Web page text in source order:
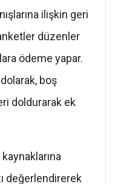
ilişkin geri
düzenler
ödeme yapar.
boş
doldurarak ek
değerlendirerek